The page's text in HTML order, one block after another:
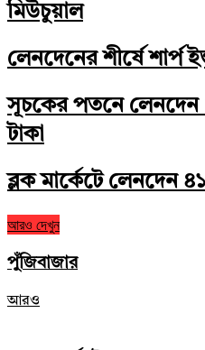
মিউচুয়াল
লেনদেনের শীর্ষে শার্প
সূচকের পতনে লেনদেন
টাকা
ব্লক মার্কেটে লেনদেন
আরও দেখুন
পুঁজিবাজার
আরও